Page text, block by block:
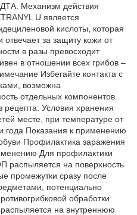
Механизм действия
U является
кислоты, которая
отвечает за защиту кожи от
в разы превосходит
в отношении всех грибов –
Избегайте контакта с
возможна
отдельных компонентов.
рецепта. Условия хранения
месте, при температуре от
года Показания к применению
Профилактика заражения
Для профилактики
на поверхность
промежутки сразу после
потенциально
обработки
на внутреннюю